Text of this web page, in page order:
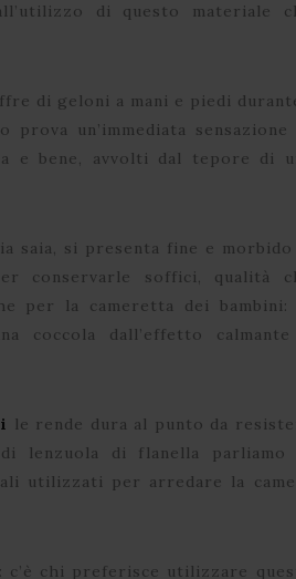
di questo materiale
di geloni a mani e piedi
prova un’immediata sensazione
e bene, avvolti dal tepore di
saia, si presenta fine e morbido
conservarle soffici, qualità
per la cameretta dei bambini:
coccola dall’effetto calmante
le rende dura al punto da
lenzuola di flanella parliamo
utilizzati per arredare la
: c’è chi preferisce utilizzare